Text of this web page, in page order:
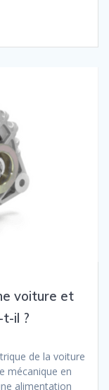
voiture et
il ?
de la voiture
mécanique en
alimentation